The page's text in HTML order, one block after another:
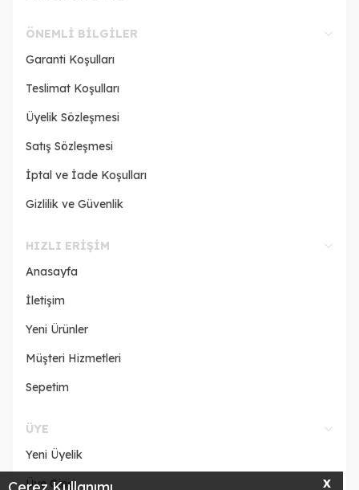
X
ÖNEMLI BILGILER
Garanti Koşulları
Teslimat Koşulları
Üyelik Sözleşmesi
Satış Sözleşmesi
İptal ve İade Koşulları
Gizlilik ve Güvenlik
HIZLI ERIŞIM
Anasayfa
İletişim
Yeni Ürünler
Müşteri Hizmetleri
Sepetim
ÜYE
Yeni Üyelik
Üye Girişi